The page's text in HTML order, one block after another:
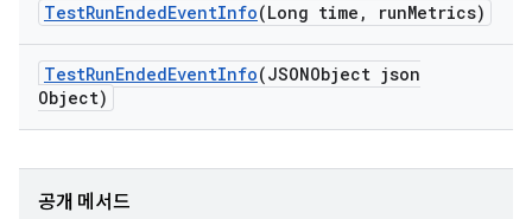
TestRunEndedEventInfo(Long time , runMetrics)
TestRunEndedEventInfo(JSONObject json
Object)
공개 메서드